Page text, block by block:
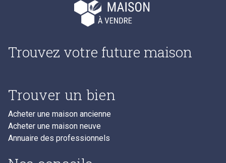
Trouvez votre future maison
Trouver un bien
Acheter une maison ancienne
Acheter une maison neuve
Annuaire des professionnels